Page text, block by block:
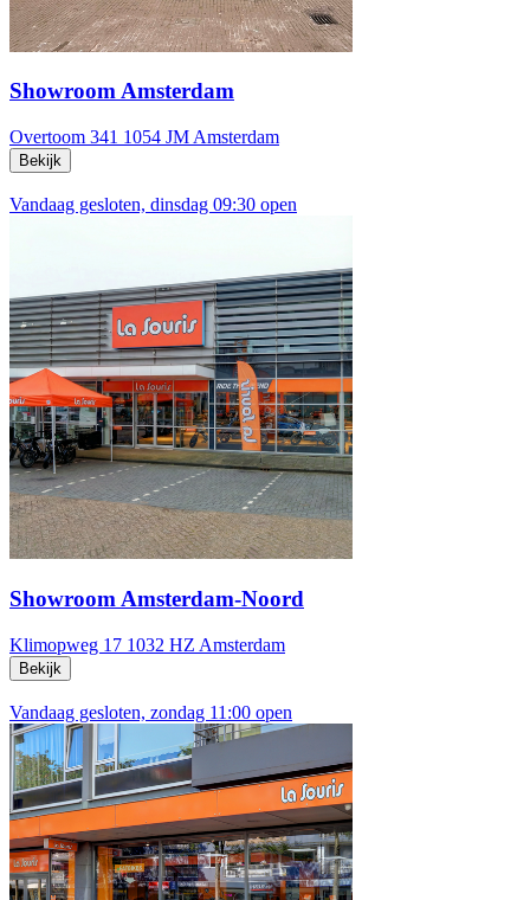
Showroom Amsterdam
Overtoom 341 1054 JM Amsterdam
Bekijk
Vandaag gesloten, dinsdag 09:30 open
Showroom Amsterdam-Noord
Klimopweg 17 1032 HZ Amsterdam
Bekijk
Vandaag gesloten, zondag 11:00 open